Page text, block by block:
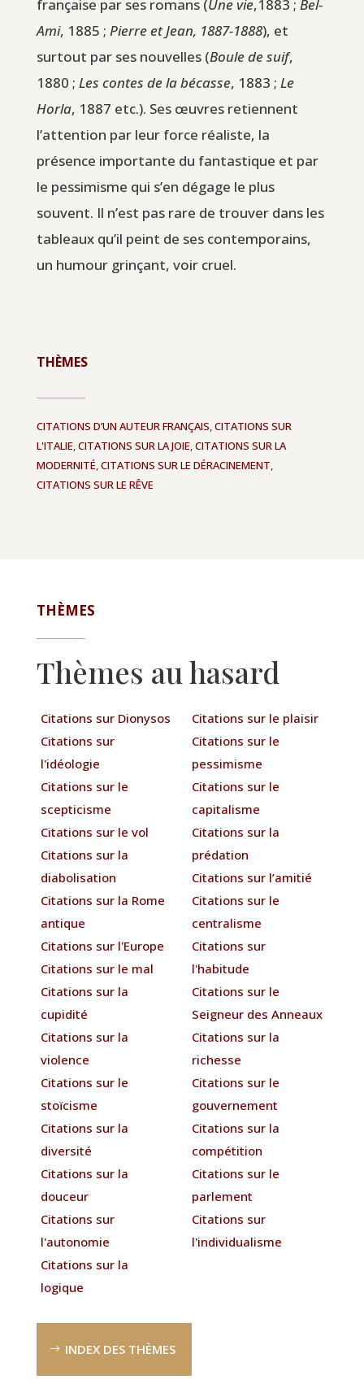
française par ses romans (Une vie,1883 ; Bel-
Ami, 1885 ; Pierre et Jean, 1887-1888), et
surtout par ses nouvelles (Boule de suif,
1880 ; Les contes de la bécasse, 1883 ; Le
Horla, 1887 etc.). Ses œuvres retiennent
l’attention par leur force réaliste, la
présence importante du fantastique et par
le pessimisme qui s’en dégage le plus
souvent. Il n’est pas rare de trouver dans les
tableaux qu’il peint de ses contemporains,
un humour grinçant, voir cruel.
THÈMES
CITATIONS D’UN AUTEUR FRANÇAIS,CITATIONS SUR
L'ITALIE,CITATIONS SUR LA JOIE,CITATIONS SUR LA
MODERNITÉ,CITATIONS SUR LE DÉRACINEMENT,
CITATIONS SUR LE RÊVE
THÈMES
Thèmes au hasard
Citations sur Dionysos
Citations sur
l'idéologie
Citations sur le
scepticisme
Citations sur le vol
Citations sur la
diabolisation
Citations sur la Rome
antique
Citations sur l'Europe
Citations sur le mal
Citations sur la
cupidité
Citations sur la
violence
Citations sur le
stoïcisme
Citations sur la
diversité
Citations sur la
douceur
Citations sur
l'autonomie
Citations sur la
logique
Citations sur le plaisir
Citations sur le
pessimisme
Citations sur le
capitalisme
Citations sur la
prédation
Citations sur l’amitié
Citations sur le
centralisme
Citations sur
l'habitude
Citations sur le
Seigneur des Anneaux
Citations sur la
richesse
Citations sur le
gouvernement
Citations sur la
compétition
Citations sur le
parlement
Citations sur
l'individualisme
INDEX DES THÈMES